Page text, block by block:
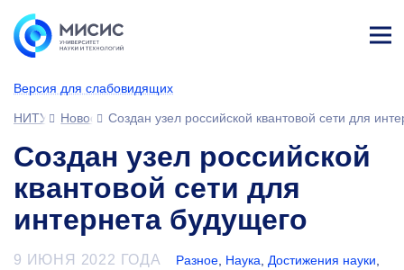
Версия для слабовидящих
ине
НИТУ МИСИС
НовостиСоздан узел российской квантовой сети для
Создан узел российской
квантовой сети для
интернета будущего
9 ИЮНЯ 2022 ГОДА Разное, Наука Достижения науки